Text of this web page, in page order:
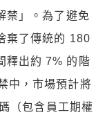
禁」。為了避免
棄了傳統的 180
釋出約 7% 的階
中，市場預計將
（包含員工期權